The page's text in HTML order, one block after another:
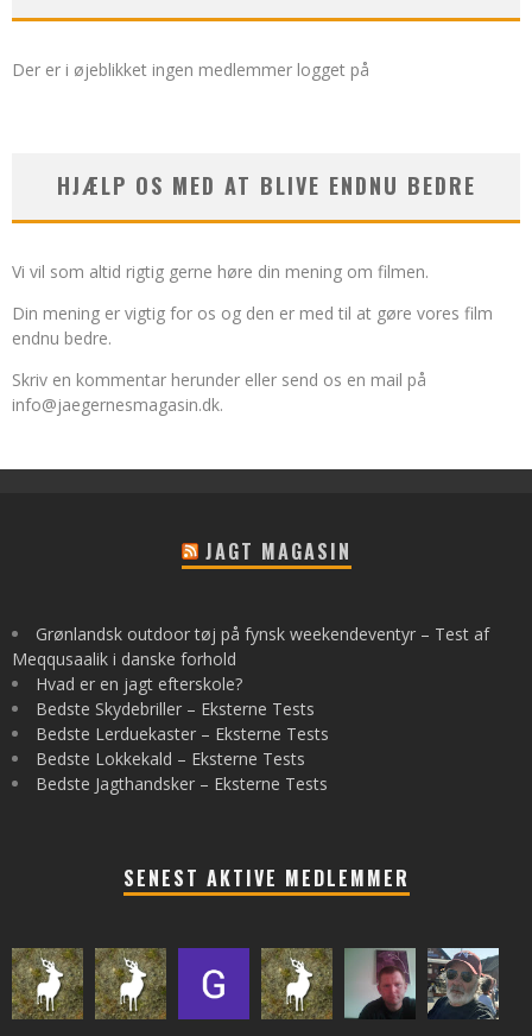
Der er i øjeblikket ingen medlemmer logget på
HJÆLP OS MED AT BLIVE ENDNU BEDRE
Vi vil som altid rigtig gerne høre din mening om filmen.
Din mening er vigtig for os og den er med til at gøre vores film
endnu bedre.
Skriv en kommentar herunder eller send os en mail på
info@jaegernesmagasin.dk.
JAGT MAGASIN
Grønlandsk outdoor tøj på fynsk weekendeventyr – Test af
Meqqusaalik i danske forhold
Hvad er en jagt efterskole?
Bedste Skydebriller – Eksterne Tests
Bedste Lerduekaster – Eksterne Tests
Bedste Lokkekald – Eksterne Tests
Bedste Jagthandsker – Eksterne Tests
SENEST AKTIVE MEDLEMMER